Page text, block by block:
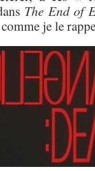
The End of
je le